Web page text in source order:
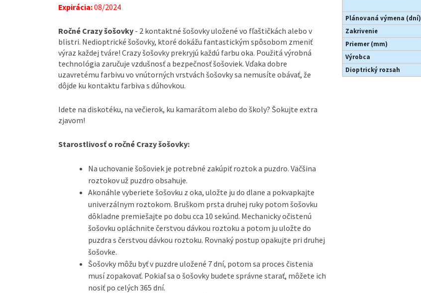
Expirácia:08/2024
Ročné Crazy šošovky - 2 kontaktné šošovky uložené vo fľaštičkách alebo v
blistri. Nedioptrické šošovky, ktoré dokážu fantastickým spôsobom zmeniť
výraz každej tváre! Crazy šošovky prekryjú každú farbu oka. Použitá výrobná
technológia zaručuje vzdušnosť a bezpečnosť šošoviek. Vďaka dobre
uzavretému farbivu vo vnútorných vrstvách šošovky sa nemusíte obávať, že
dôjde ku kontaktu farbiva s dúhovkou.
Idete na diskotéku, na večierok, ku kamarátom alebo do školy? Šokujte extra
zjavom!
Starostlivosť o ročné Crazy šošovky:
Na uchovanie šošoviek je potrebné zakúpiť roztok a puzdro. Väčšina
roztokov už puzdro obsahuje.
Akonáhle vyberiete šošovku z oka, uložte ju do dlane a pokvapkajte
univerzálnym roztokom. Bruškom prsta druhej ruky potom šošovku
dôkladne premiešajte po dobu cca 10 sekúnd. Mechanicky očistenú
šošovku opláchnite čerstvou dávkou roztoku a potom ju uložte do
puzdra s čerstvou dávkou roztoku. Rovnaký postup opakujte pri druhej
šošovke.
Šošovky môžu byť v puzdre uložené 7 dní, potom sa proces čistenia
musí zopakovať. Pokiaľ sa o šošovky budete správne starať, môžete ich
nosiť po celých 365 dní.
Plánovaná výmena (dní)
Zakrivenie
Priemer (mm)
Výrobca
Dioptrický rozsah